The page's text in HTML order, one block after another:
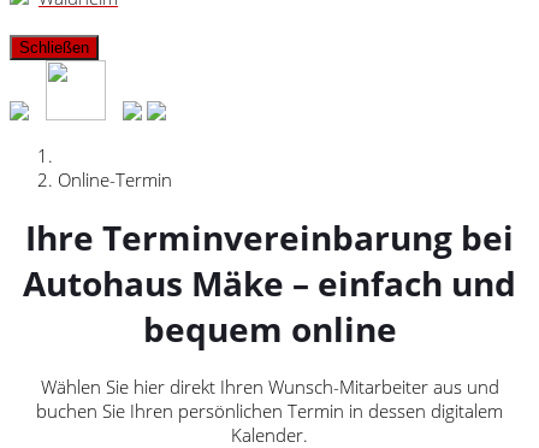
Schließen
Online-Termin
Ihre Terminvereinbarung bei
Autohaus Mäke – einfach und
bequem online
Wählen Sie hier direkt Ihren Wunsch-Mitarbeiter aus und
buchen Sie Ihren persönlichen Termin in dessen digitalem
Kalender.